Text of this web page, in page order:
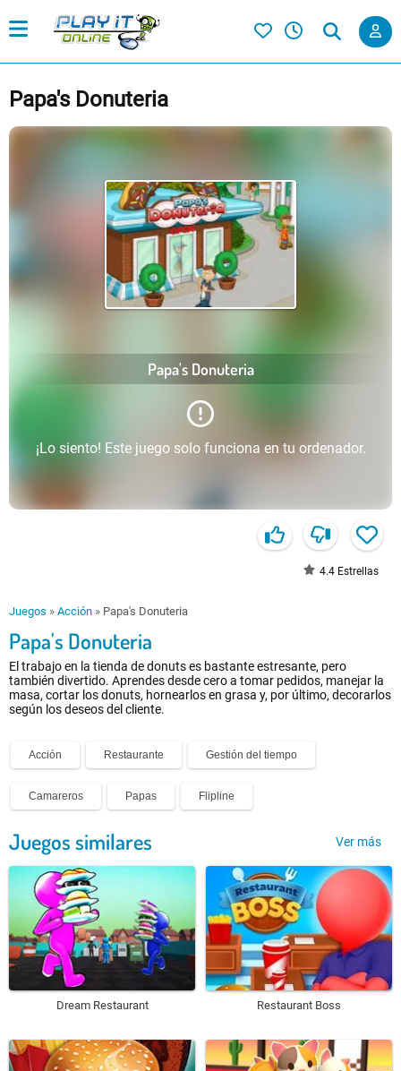
Papa's Donuteria
Papa's Donuteria
¡Lo siento! Este juego solo funciona en tu ordenador.
4.4 Estrellas
Juegos » Acción » Papa's Donuteria
Papa's Donuteria
El trabajo en la tienda de donuts es bastante estresante, pero
también divertido. Aprendes desde cero a tomar pedidos, manejar la
masa, cortar los donuts, hornearlos en grasa y, por último, decorarlos
según los deseos del cliente.
Acción Restaurante Gestión del tiempo
Camareros Papas Flipline
Juegos similares Ver más
Dream Restaurant Restaurant Boss